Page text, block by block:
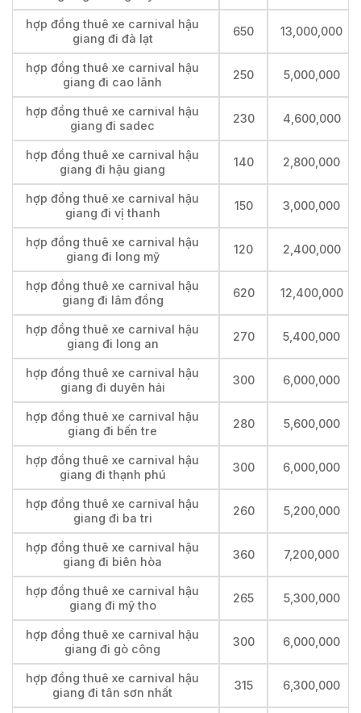
hợp đồng thuê xe carnival hậu
giang đi đà lạt
650 13,000,000
hợp đồng thuê xe carnival hậu
giang đi cao lãnh
250 5,000,000
hợp đồng thuê xe carnival hậu
giang đi sadec
230 4,600,000
hợp đồng thuê xe carnival hậu
giang đi hậu giang
140 2,800,000
hợp đồng thuê xe carnival hậu
giang đi vị thanh
150 3,000,000
hợp đồng thuê xe carnival hậu
giang đi long mỹ
120 2,400,000
hợp đồng thuê xe carnival hậu
giang đi lâm đồng
620 12,400,000
hợp đồng thuê xe carnival hậu
giang đi long an
270 5,400,000
hợp đồng thuê xe carnival hậu
giang đi duyên hải
300 6,000,000
hợp đồng thuê xe carnival hậu
giang đi bến tre
280 5,600,000
hợp đồng thuê xe carnival hậu
giang đi thạnh phú
300 6,000,000
hợp đồng thuê xe carnival hậu
giang đi ba tri
260 5,200,000
hợp đồng thuê xe carnival hậu
giang đi biên hòa
360 7,200,000
hợp đồng thuê xe carnival hậu
giang đi mỹ tho
265 5,300,000
hợp đồng thuê xe carnival hậu
giang đi gò công
300 6,000,000
hợp đồng thuê xe carnival hậu
giang đi tân sơn nhất
315 6,300,000